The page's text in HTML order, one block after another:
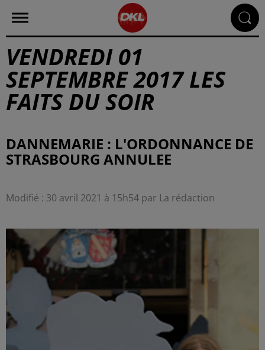
VENDREDI 01
SEPTEMBRE 2017 LES
FAITS DU SOIR
DANNEMARIE : L'ORDONNANCE DE
STRASBOURG ANNULEE
Modifié : 30 avril 2021 à 15h54 par La rédaction